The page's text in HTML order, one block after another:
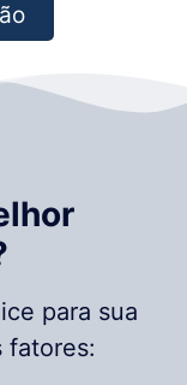
para sua
fatores: